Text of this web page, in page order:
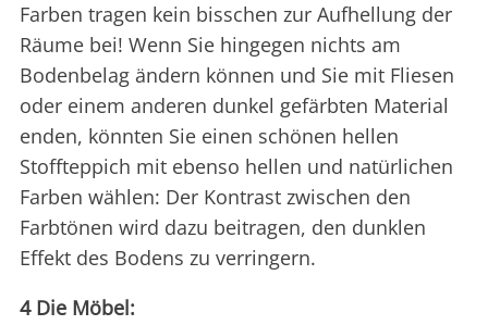
Farben tragen kein bisschen zur Aufhellung der
Räume bei! Wenn Sie hingegen nichts am
Bodenbelag ändern können und Sie mit Fliesen
oder einem anderen dunkel gefärbten Material
enden, könnten Sie einen schönen hellen
Stoffteppich mit ebenso hellen und natürlichen
Farben wählen: Der Kontrast zwischen den
Farbtönen wird dazu beitragen, den dunklen
Effekt des Bodens zu verringern.
4 Die Möbel: